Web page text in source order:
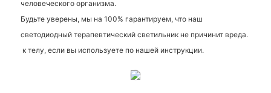
человеческого организма.
Будьте уверены, мы на 100% гарантируем, что наш
светодиодный терапевтический светильник не причинит вреда.
к телу, если вы используете по нашей инструкции.